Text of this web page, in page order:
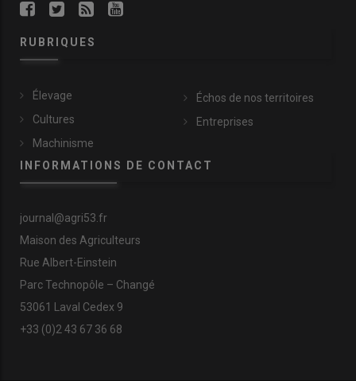
RUBRIQUES
Élevage
Cultures
Machinisme
Échos de nos territoires
Entreprises
INFORMATIONS DE CONTACT
journal@agri53.fr
Maison des Agriculteurs
Rue Albert-Einstein
Parc Technopôle – Changé
53061 Laval Cedex 9
+33 (0)2 43 67 36 68